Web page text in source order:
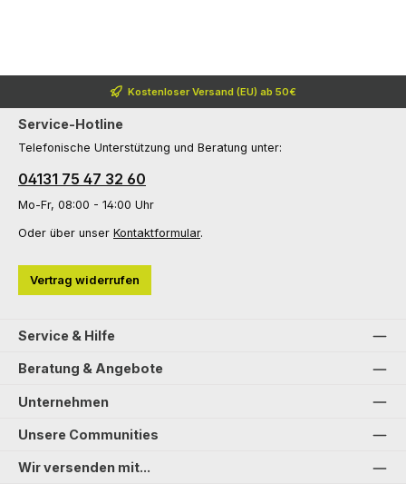
Kostenloser Versand (EU) ab 50€
Service-Hotline
Telefonische Unterstützung und Beratung unter:
04131 75 47 32 60
Mo-Fr, 08:00 - 14:00 Uhr
Oder über unser Kontaktformular.
Vertrag widerrufen
Service & Hilfe
Beratung & Angebote
Unternehmen
Unsere Communities
Wir versenden mit...